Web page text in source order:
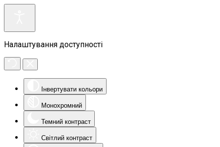
Налаштування доступності
Інвертувати кольори
Монохромний
Темний контраст
Світлий контраст